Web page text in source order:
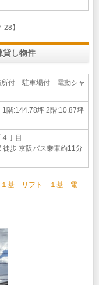
28】
貸し物件
付 駐車場付 電動シャ
1階:144.78坪 2階:10.87坪
丁目
歩 京阪バス乗車約11分
１基 リフト １基 電